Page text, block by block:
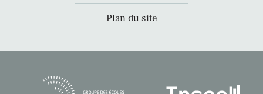
Plan du site